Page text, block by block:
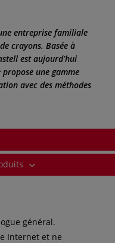
entreprise familiale
crayons. Basée à
est aujourd’hui
une gamme
avec des méthodes
général.
Internet et ne